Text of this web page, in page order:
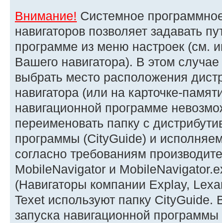
Внимание! Системное
навигаторов позволяет задавать
программе из меню настроек (см.
Вашего навигатора). В этом
выбрать место расположения
навигатора (или на карточке-
навигационной программе
переименовать папку с
программы (CityGuide) и
согласно требованиям
MobileNavigator и
(Навигаторы компании Explay,
Texet используют папку CityGuide.
запуска навигационной